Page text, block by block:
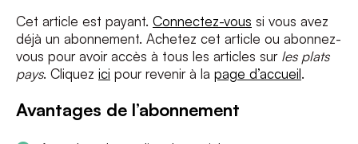
Cet article est payant. Connectez-vous si vous avez
déjà un abonnement. Achetez cet article ou abonnez-
vous pour avoir accès à tous les articles sur les plats
pays. Cliquez ici pour revenir à la page d’accueil.
Avantages de l’abonnement
S'INSCRIRE